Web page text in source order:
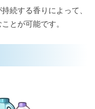
続する香りによって、
とが可能です。